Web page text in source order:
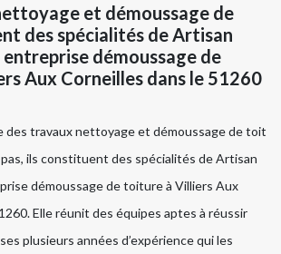
et démoussage de
des spécialités de Artisan
démoussage de
Aux Corneilles dans le 51260
travaux nettoyage et démoussage de toit
ils constituent des spécialités de Artisan
démoussage de toiture à Villiers Aux
Elle réunit des équipes aptes à réussir
plusieurs années d’expérience qui les